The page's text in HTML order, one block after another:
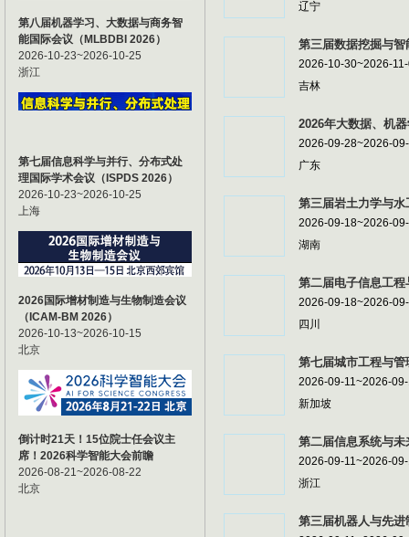
第八届机器学习、大数据与商务智
能国际会议（MLBDBI 2026）
2026-10-23~2026-10-25
浙江
第七届信息科学与并行、分布式处
理国际学术会议（ISPDS 2026）
2026-10-23~2026-10-25
上海
2026国际增材制造与生物制造会议
（ICAM-BM 2026）
2026-10-13~2026-10-15
北京
倒计时21天！15位院士任会议主
席！2026科学智能大会前瞻
2026-08-21~2026-08-22
北京
辽宁
第三届数据挖掘与
2026-10-30~2026-
吉林
2026年大数据、机
2026-09-28~2026-
广东
第三届岩土力学与
2026-09-18~2026-
湖南
第二届电子信息工
2026-09-18~2026-
四川
第七届城市工程与
2026-09-11~2026-
新加坡
第二届信息系统与
2026-09-11~2026-
浙江
第三届机器人与先